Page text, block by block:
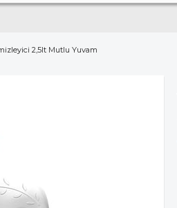
2,5lt Mutlu Yuvam